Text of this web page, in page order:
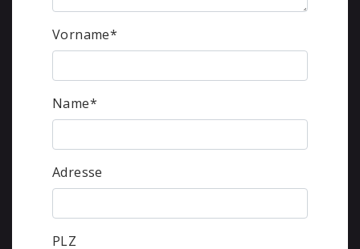
Vorname*
Name*
Adresse
PLZ